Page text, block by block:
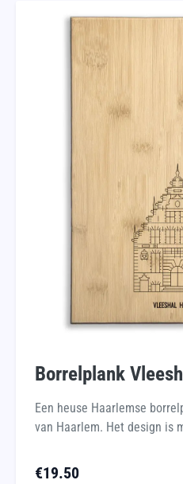
Borrelplank
Een heuse Haarlemse
van Haarlem. Het design is
€19.50